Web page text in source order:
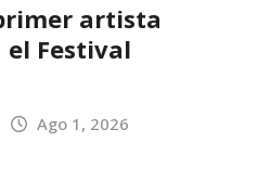
artista
Festival
Ago 1, 2026